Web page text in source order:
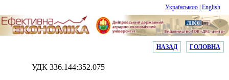
Українською English
НАЗАД ГОЛОВНА
УДК 336.144:352.075